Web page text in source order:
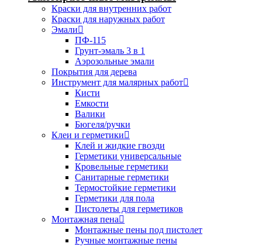
Краски для внутренних работ
Краски для наружных работ
Эмали
ПФ-115
Грунт-эмаль 3 в 1
Аэрозольные эмали
Покрытия для дерева
Инструмент для малярных работ
Кисти
Емкости
Валики
Бюгеля/ручки
Клеи и герметики
Клей и жидкие гвозди
Герметики универсальные
Кровельные герметики
Санитарные герметики
Термостойкие герметики
Герметики для пола
Пистолеты для герметиков
Монтажная пена
Монтажные пены под пистолет
Ручные монтажные пены